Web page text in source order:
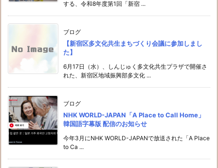
する、令和8年度第1回「新宿 ...
ブログ
【新宿区多文化共生まちづくり会議に参加しまし
た】
6月17日（水）、しんじゅく多文化共生プラザで開催さ
れた、新宿区地域振興部多文化 ...
ブログ
NHK WORLD-JAPAN「A Place to Call Home」
韓国語字幕版 配信のお知らせ
今年3月にNHK WORLD-JAPANで放送された「A Place
to Ca ...